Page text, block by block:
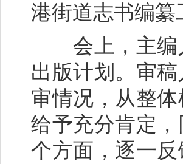
港街道志书编
会上，主编
出版计划。审
审情况，从整
给予充分肯定
个方面，逐一